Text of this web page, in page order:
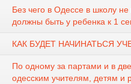
Без чего в Одессе в школу не
должны быть у ребенка к 1
КАК БУДЕТ НАЧИНАТЬСЯ
По одному за партами и в
одесским учителям, детям и